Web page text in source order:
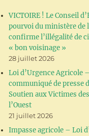
VICTOIRE ! Le Conseil
pourvoi du ministère de
confirme l’illégalité de
« bon voisinage »
28 juillet 2026
Loi d’Urgence Agricole
communiqué de presse
Soutien aux Victimes
l’Ouest
21 juillet 2026
Impasse agricole – Loi